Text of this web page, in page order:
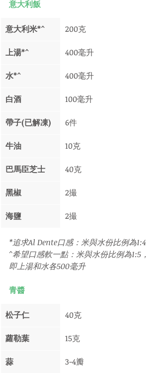
意大利飯
意大利米*^ 200克
上湯*^ 400毫升
水*^ 400毫升
白酒 100毫升
帶子(已解凍) 6件
牛油 10克
巴馬臣芝士 40克
黑椒 2撮
海鹽 2撮
*追求Al Dente口感：米與水份比例為1:4
^希望口感軟一點：米與水份比例為1:5，
即上湯和水各500毫升
青醬
松子仁 40克
蘿勒葉 15克
蒜 3-4瓣